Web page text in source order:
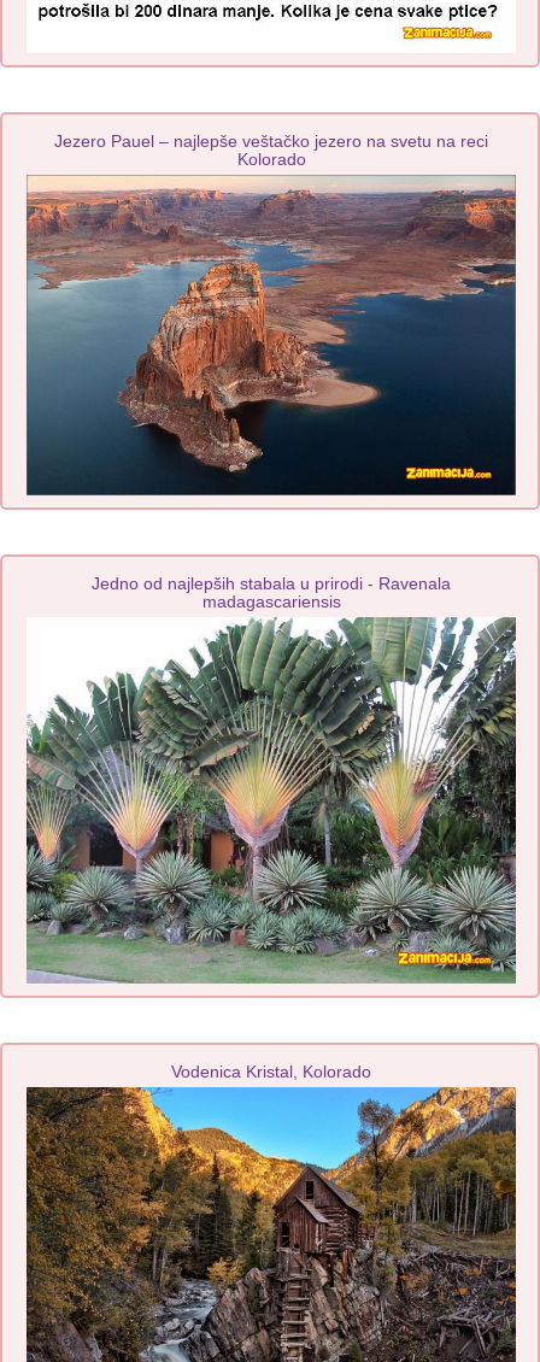
Jezero Pauel – najlepše veštačko jezero na svetu na reci
Kolorado
Jedno od najlepših stabala u prirodi - Ravenala
madagascariensis
Vodenica Kristal, Kolorado